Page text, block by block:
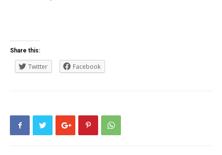
Share this:
Twitter Facebook